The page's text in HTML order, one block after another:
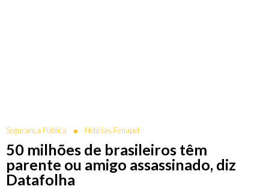
Segurança Pública Notícias Fenapef
50 milhões de brasileiros têm
parente ou amigo assassinado, diz
Datafolha